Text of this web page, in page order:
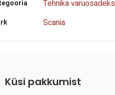
Tehnika varuosadeks
Scania
Küsi pakkumist